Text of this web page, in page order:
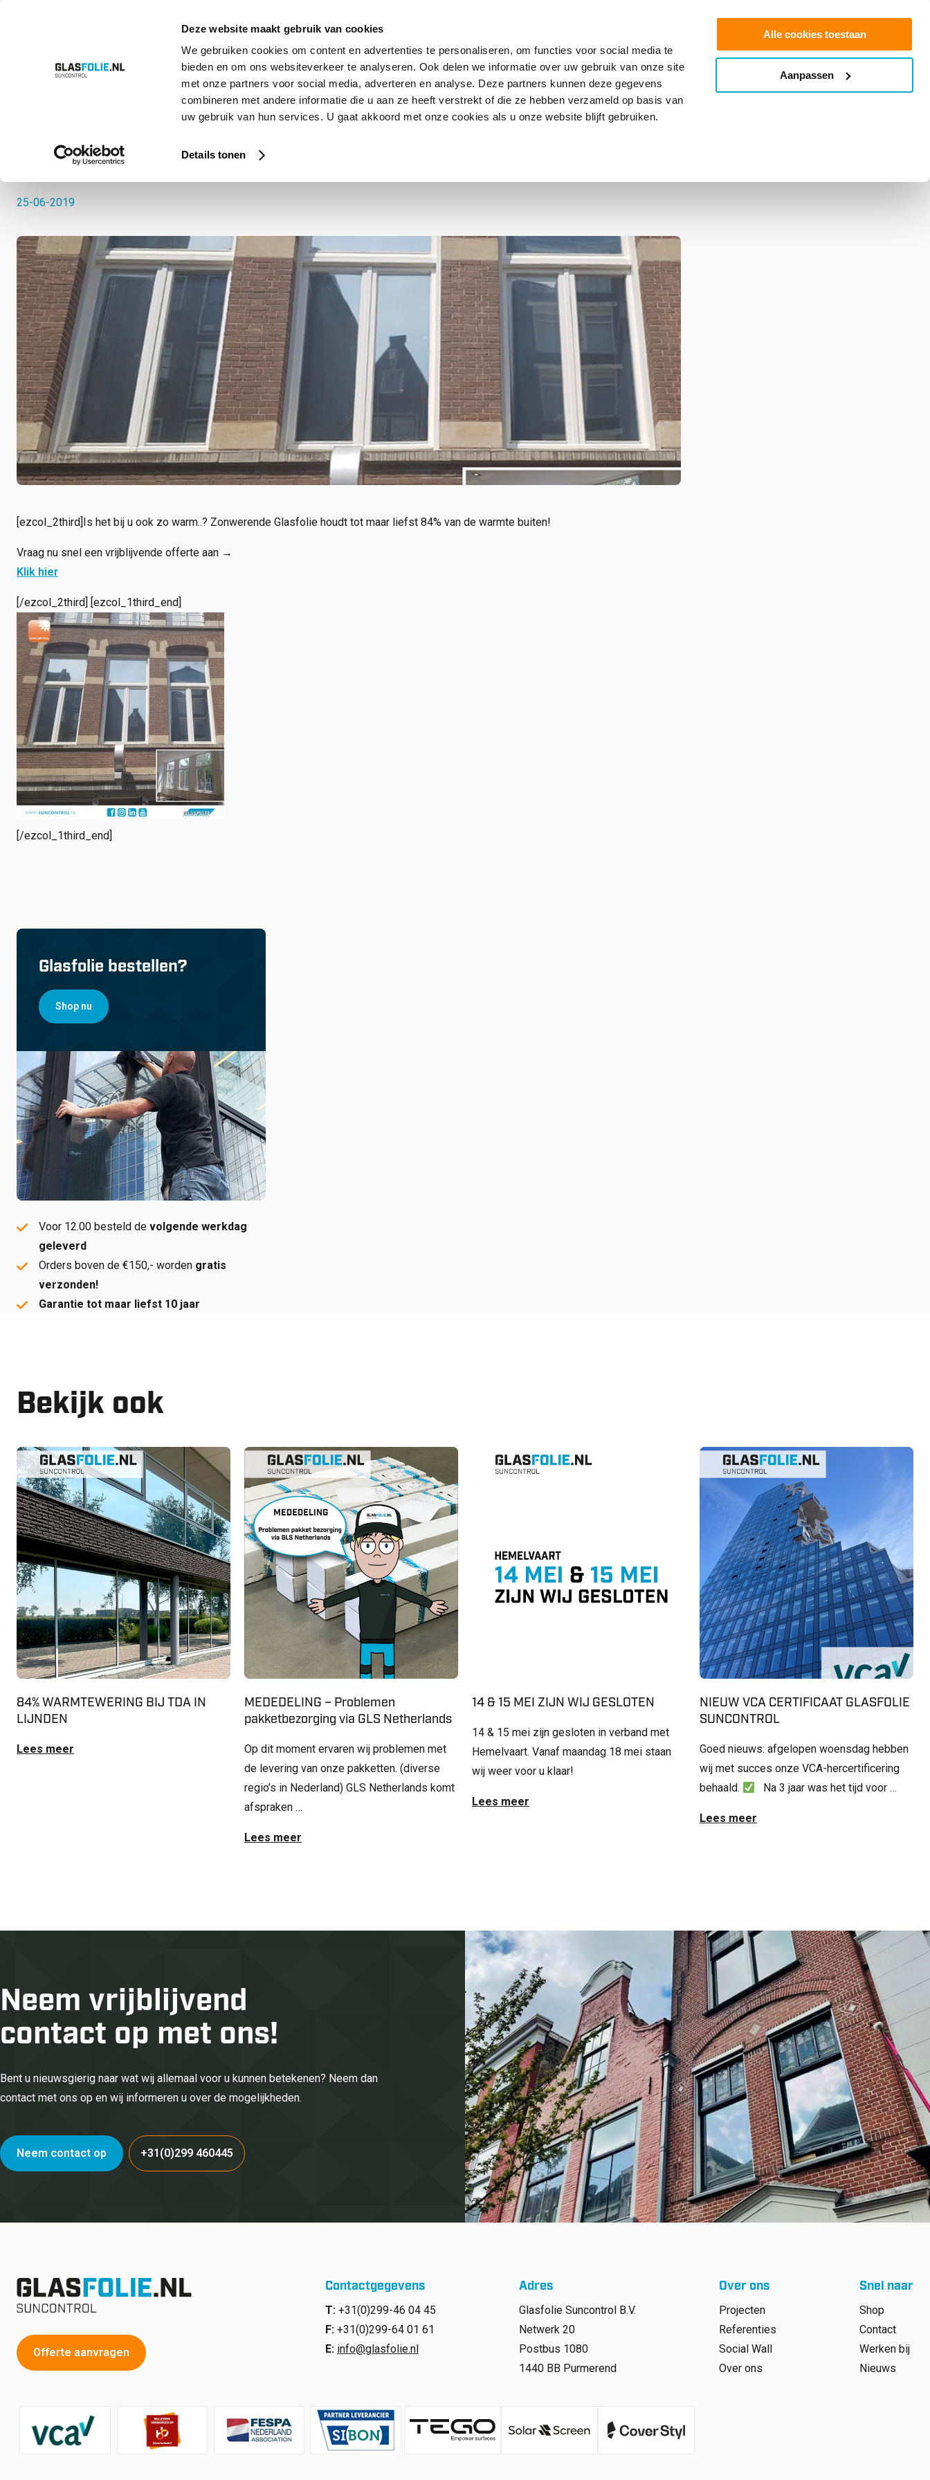
Deze website maakt gebruik van cookies
We gebruiken cookies om content en advertenties te personaliseren, om functies voor social media te
bieden en om ons websiteverkeer te analyseren. Ook delen we informatie over uw gebruik van onze site
met onze partners voor social media, adverteren en analyse. Deze partners kunnen deze gegevens
combineren met andere informatie die u aan ze heeft verstrekt of die ze hebben verzameld op basis van
uw gebruik van hun services. U gaat akkoord met onze cookies als u onze website blijft gebruiken.
Details tonen
Alle cookies toestaan
Aanpassen
Offerte aanvragen
Overslaan
ProductenOplossingen ProjectenReferentiesOver ons ContactFAQ info@glasfolie.nl
IS HET BIJ U OOK ZO WARM..?
25-06-2019
[ezcol_2third]Is het bij u ook zo warm..? Zonwerende Glasfolie houdt tot maar liefst 84% van de warmte buiten!
Vraag nu snel een vrijblijvende offerte aan →
Klik hier
[/ezcol_2third] [ezcol_1third_end]
[/ezcol_1third_end]
Glasfolie bestellen?
Shop nu
Voor 12.00 besteld de volgende werkdag
geleverd
Orders boven de €150,- worden gratis
verzonden!
Garantie tot maar liefst 10 jaar
Bekijk ook
84% WARMTEWERING BIJ TDA IN
LIJNDEN
Lees meer
MEDEDELING – Problemen
pakketbezorging via GLS Netherlands
Op dit moment ervaren wij problemen met
de levering van onze pakketten. (diverse
regio’s in Nederland) GLS Netherlands komt
afspraken …
Lees meer
14 & 15 MEI ZIJN WIJ GESLOTEN
14 & 15 mei zijn gesloten in verband met
Hemelvaart. Vanaf maandag 18 mei staan
wij weer voor u klaar!
Lees meer
NIEUW VCA CERTIFICAAT GLASFOLIE
SUNCONTROL
Goed nieuws: afgelopen woensdag hebben
wij met succes onze VCA-hercertificering
behaald.
Na 3 jaar was het tijd voor …
Lees meer
Neem vrijblijvend
contact op met ons!
Bent u nieuwsgierig naar wat wij allemaal voor u kunnen betekenen? Neem dan
contact met ons op en wij informeren u over de mogelijkheden.
Neem contact op +31(0)299 460445
Offerte aanvragen
Contactgegevens
T: +31(0)299-46 04 45
F: +31(0)299-64 01 61
E: info@glasfolie.nl
Adres
Glasfolie Suncontrol B.V.
Netwerk 20
Postbus 1080
1440 BB Purmerend
Over ons
Projecten
Referenties
Social Wall
Over ons
Snel naar
Shop
Contact
Werken bij
Nieuws